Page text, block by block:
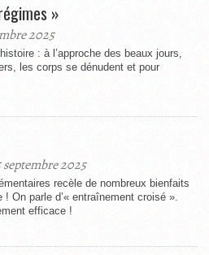
»
2025
: à l’approche des beaux jours,
les corps se dénudent et pour
2025
recèle de nombreux bienfaits
On parle d’« entraînement croisé ».
efficace !